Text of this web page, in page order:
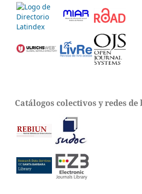
Catálogos colectivos y redes